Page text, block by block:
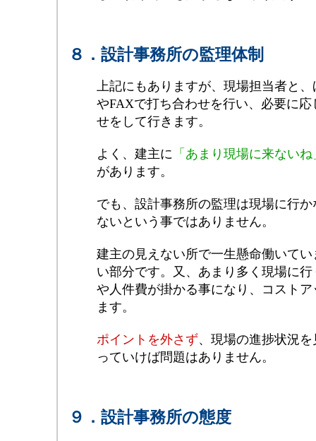
８．設計事務所の監理体制
上記にもありますが、現場担当者と
やFAXで打ち合わせを行い、必要に
せをして行きます。
よく、建主に 「あまり現場に来ないね
があります。
でも、設計事務所の監理は現場に行
ないという事ではありません。
建主の見えない所で一生懸命働いて
い部分です。又、あまり多く現場に
や人件費が掛かる事になり、コスト
ます。
ポイントを外さず、現場の進捗状況
っていけば問題はありません。
９．設計事務所の態度